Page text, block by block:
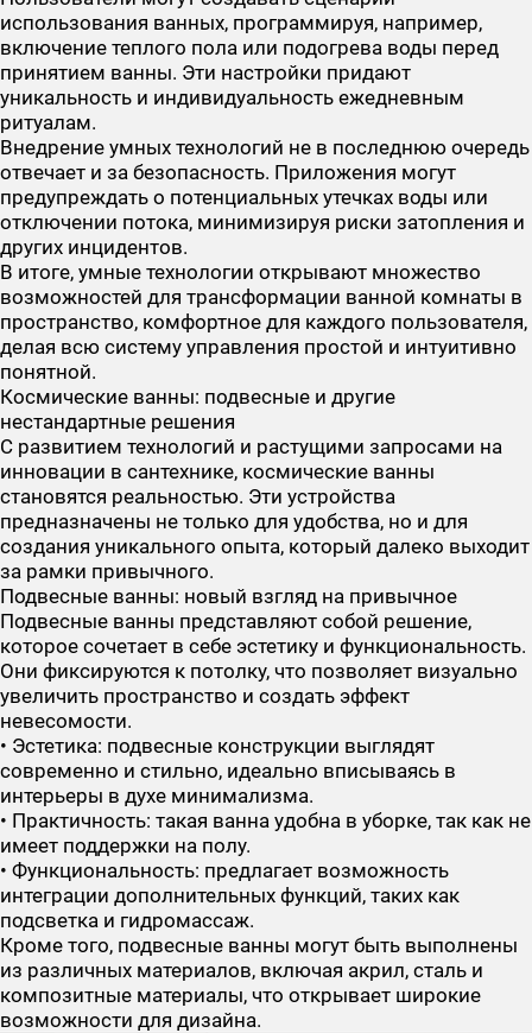
использования ванных, программируя, например,
включение теплого пола или подогрева воды перед
принятием ванны. Эти настройки придают
уникальность и индивидуальность ежедневным
ритуалам.
Внедрение умных технологий не в последнюю очередь
отвечает и за безопасность. Приложения могут
предупреждать о потенциальных утечках воды или
отключении потока, минимизируя риски затопления и
других инцидентов.
В итоге, умные технологии открывают множество
возможностей для трансформации ванной комнаты в
пространство, комфортное для каждого пользователя,
делая всю систему управления простой и интуитивно
понятной.
Космические ванны: подвесные и другие
нестандартные решения
С развитием технологий и растущими запросами на
инновации в сантехнике, космические ванны
становятся реальностью. Эти устройства
предназначены не только для удобства, но и для
создания уникального опыта, который далеко выходит
за рамки привычного.
Подвесные ванны: новый взгляд на привычное
Подвесные ванны представляют собой решение,
которое сочетает в себе эстетику и функциональность.
Они фиксируются к потолку, что позволяет визуально
увеличить пространство и создать эффект
невесомости.
• Эстетика: подвесные конструкции выглядят
современно и стильно, идеально вписываясь в
интерьеры в духе минимализма.
• Практичность: такая ванна удобна в уборке, так как не
имеет поддержки на полу.
• Функциональность: предлагает возможность
интеграции дополнительных функций, таких как
подсветка и гидромассаж.
Кроме того, подвесные ванны могут быть выполнены
из различных материалов, включая акрил, сталь и
композитные материалы, что открывает широкие
возможности для дизайна.